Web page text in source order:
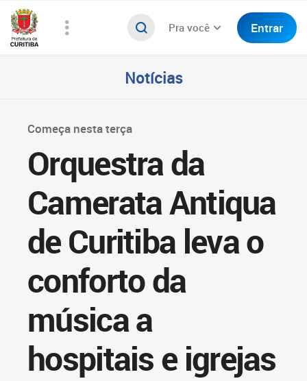
Pra você Entrar
Notícias
Começa nesta terça
Orquestra da
Camerata Antiqua
de Curitiba leva o
conforto da
música a
hospitais e igrejas